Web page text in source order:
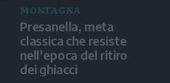
MONTAGNA
Presanella, meta
classica che resiste
nell'epoca del ritiro
dei ghiacci